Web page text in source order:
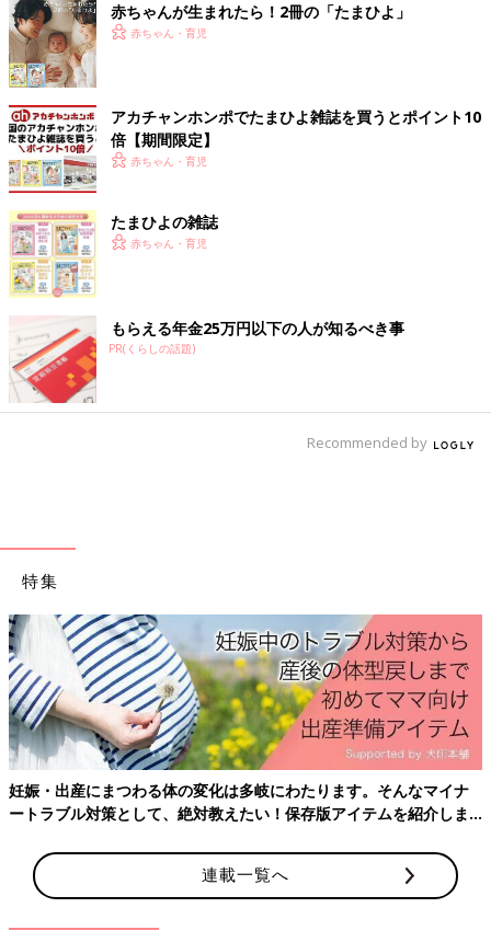
と、〆ました。
文／和兎 尊美
※文中のコメントは「ウィメンズパーク」の投稿を再編集したも
のです。
※記事の内容は記事執筆当時の情報であり、現在と異なる場合が
あります。
あなたの子育てエピソードを大募集！
自分自身のこと、子育てでよかったこと、ママ友との関係、家族
お寄せいただいた声はたまひよの記事として公開される予定です
ください）。
※投稿規約を必ずお読みの上記入してください。
子育てエピソードを投稿する
赤ちゃんが生まれたら！2冊の「たまひよ」
赤ちゃん・育児
アカチャンホンポでたまひよ雑誌を買うとポイント10
倍【期間限定】
赤ちゃん・育児
たまひよの雑誌
赤ちゃん・育児
もらえる年金25万円以下の人が知るべき事
PR(くらしの話題)
Recommended by
特集
妊娠・出産にまつわる体の変化は多岐にわたります。そんなマイナ
ートラブル対策として、絶対教えたい！保存版アイテムを紹介しま
連載一覧へ